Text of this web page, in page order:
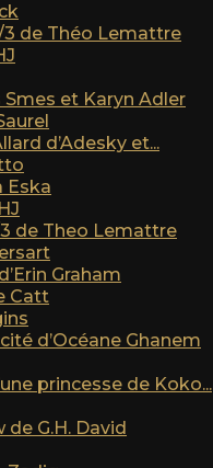
3 de Théo Lemattre
et Karyn Adler
d’Adesky et...
Eska
de Theo Lemattre
Graham
Catt
d’Océane Ghanem
princesse de Koko...
de G.H. David